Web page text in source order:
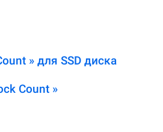
» для SSD диска
Count »